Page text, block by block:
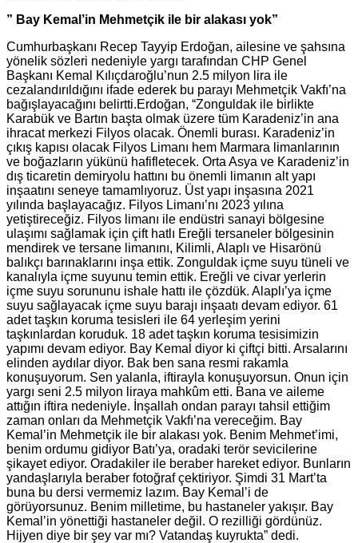
” Bay Kemal’in Mehmetçik ile bir alakası yok”
Cumhurbaşkanı Recep Tayyip Erdoğan, ailesine ve şahsına
yönelik sözleri nedeniyle yargı tarafından CHP Genel
Başkanı Kemal Kılıçdaroğlu’nun 2.5 milyon lira ile
cezalandırıldığını ifade ederek bu parayı Mehmetçik Vakfı’na
bağışlayacağını belirtti.Erdoğan, “Zonguldak ile birlikte
Karabük ve Bartın başta olmak üzere tüm Karadeniz’in ana
ihracat merkezi Filyos olacak. Önemli burası. Karadeniz’in
çıkış kapısı olacak Filyos Limanı hem Marmara limanlarının
ve boğazların yükünü hafifletecek. Orta Asya ve Karadeniz’in
dış ticaretin demiryolu hattını bu önemli limanın alt yapı
inşaatını seneye tamamlıyoruz. Üst yapı inşasına 2021
yılında başlayacağız. Filyos Limanı’nı 2023 yılına
yetiştireceğiz. Filyos limanı ile endüstri sanayi bölgesine
ulaşımı sağlamak için çift hatlı Ereğli tersaneler bölgesinin
mendirek ve tersane limanını, Kilimli, Alaplı ve Hisarönü
balıkçı barınaklarını inşa ettik. Zonguldak içme suyu tüneli ve
kanalıyla içme suyunu temin ettik. Ereğli ve civar yerlerin
içme suyu sorununu ishale hattı ile çözdük. Alaplı’ya içme
suyu sağlayacak içme suyu barajı inşaatı devam ediyor. 61
adet taşkın koruma tesisleri ile 64 yerleşim yerini
taşkınlardan koruduk. 18 adet taşkın koruma tesisimizin
yapımı devam ediyor. Bay Kemal diyor ki çiftçi bitti. Arsalarını
elinden aydılar diyor. Bak ben sana resmi rakamla
konuşuyorum. Sen yalanla, iftirayla konuşuyorsun. Onun için
yargı seni 2.5 milyon liraya mahkûm etti. Bana ve aileme
attığın iftira nedeniyle. İnşallah ondan parayı tahsil ettiğim
zaman onları da Mehmetçik Vakfı’na vereceğim. Bay
Kemal’in Mehmetçik ile bir alakası yok. Benim Mehmet’imi,
benim ordumu gidiyor Batı’ya, oradaki terör sevicilerine
şikayet ediyor. Oradakiler ile beraber hareket ediyor. Bunların
yandaşlarıyla beraber fotoğraf çektiriyor. Şimdi 31 Mart’ta
buna bu dersi vermemiz lazım. Bay Kemal’i de
görüyorsunuz. Benim milletime, bu hastaneler yakışır. Bay
Kemal’in yönettiği hastaneler değil. O rezilliği gördünüz.
Hijyen diye bir şey var mı? Vatandaş kuyrukta” dedi.